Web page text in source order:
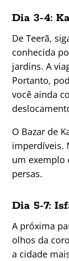
Dia 3-4:
De Teerã,
conhecida
jardins. A
Portanto,
você ainda
O Bazar de
imperdíveis.
um exemplo
persas.
Dia 5-7:
A próxima
olhos da
a cidade